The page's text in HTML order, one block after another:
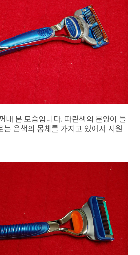
내 본 모습입니다. 파란색의 문양이 들
는 은색의 몸체를 가지고 있어서 시원